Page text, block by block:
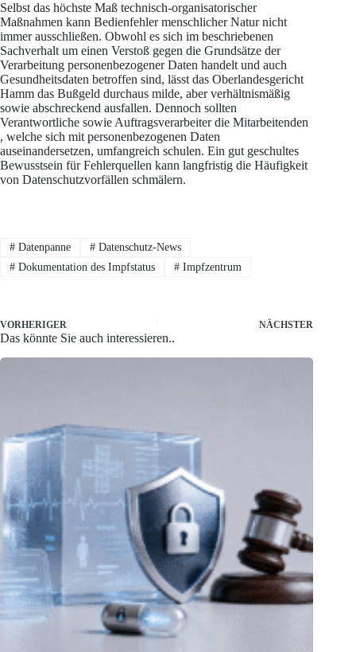
Selbst das höchste Maß technisch-organisatorischer
Maßnahmen kann Bedienfehler menschlicher Natur nicht
immer ausschließen. Obwohl es sich im beschriebenen
Sachverhalt um einen Verstoß gegen die Grundsätze der
Verarbeitung personenbezogener Daten handelt und auch
Gesundheitsdaten betroffen sind, lässt das Oberlandesgericht
Hamm das Bußgeld durchaus milde, aber verhältnismäßig
sowie abschreckend ausfallen. Dennoch sollten
Verantwortliche sowie Auftragsverarbeiter die Mitarbeitenden
, welche sich mit personenbezogenen Daten
auseinandersetzen, umfangreich schulen. Ein gut geschultes
Bewusstsein für Fehlerquellen kann langfristig die Häufigkeit
von Datenschutzvorfällen schmälern.
#Datenpanne #Datenschutz-News
#Dokumentation des Impfstatus #Impfzentrum
VORHERIGER NÄCHSTER
Das könnte Sie auch interessieren..